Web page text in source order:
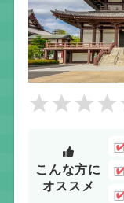
こんな方に
オススメ